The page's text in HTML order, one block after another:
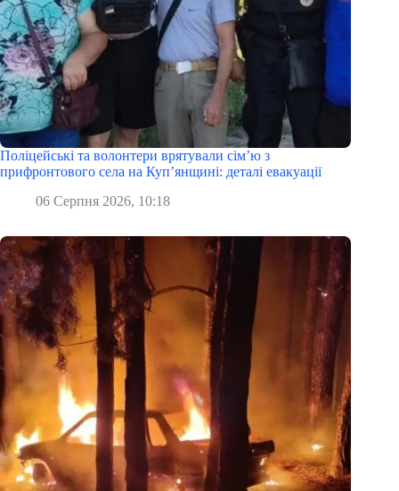
Поліцейські та волонтери врятували сім’ю з
прифронтового села на Куп’янщині: деталі евакуації
06 Серпня 2026, 10:18